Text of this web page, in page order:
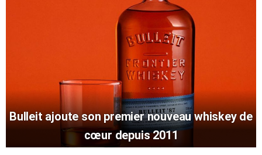
Bulleit ajoute son premier nouveau whiskey de
cœur depuis 2011